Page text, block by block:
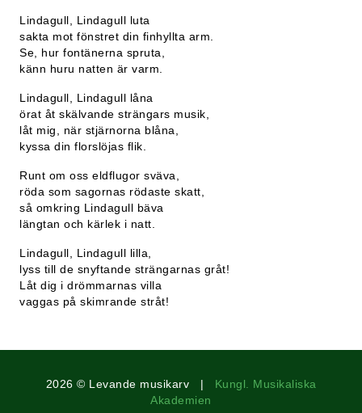
Lindagull, Lindagull luta
sakta mot fönstret din finhyllta arm.
Se, hur fontänerna spruta,
känn huru natten är varm.
Lindagull, Lindagull låna
örat åt skälvande strängars musik,
låt mig, när stjärnorna blåna,
kyssa din florslöjas flik.
Runt om oss eldflugor sväva,
röda som sagornas rödaste skatt,
så omkring Lindagull bäva
längtan och kärlek i natt.
Lindagull, Lindagull lilla,
lyss till de snyftande strängarnas gråt!
Låt dig i drömmarnas villa
vaggas på skimrande stråt!
2026 © Levande musikarv | Kungl. Musikaliska
Akademien